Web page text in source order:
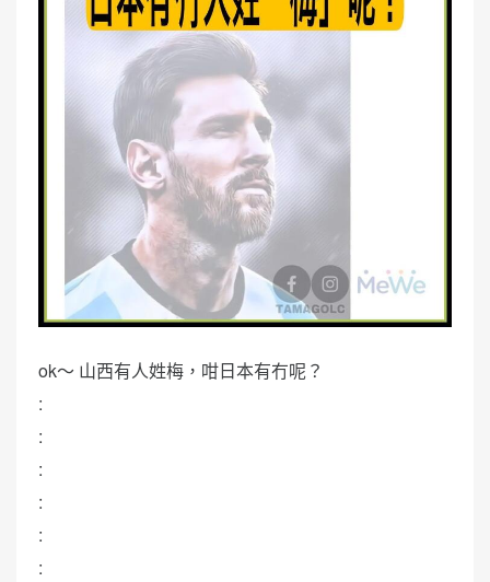
ok～ 山西有人姓梅，咁日本有冇呢？
:
:
:
:
:
: